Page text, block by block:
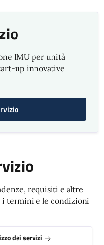
IMU per unità
up innovative
requisiti e altre
termini e le condizioni
dei servizi